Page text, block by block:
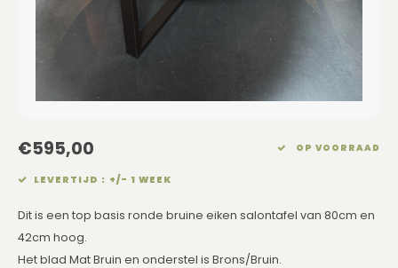
Eetkamerstoelen
Banken
TV Kasten
Kasten op Maat
Rechthoekige Lampenkappen
Schuine Lampenkappen
Pet Lampenkappen
SALE Lampenkappen
Kussens Roze
Kussens Grijs
Kussens Blauw
Kussens Groen
Kaarsen
Dienbladen / Schalen
Kunstbloemen
Plaids
Wand Schilderijen
€595,00 OP VOORRAAD
LEVERTIJD : +/- 1 WEEK
Dit is een top basis ronde bruine eiken salontafel van 80cm en
42cm hoog.
Het blad Mat Bruin en onderstel is Brons/Bruin.